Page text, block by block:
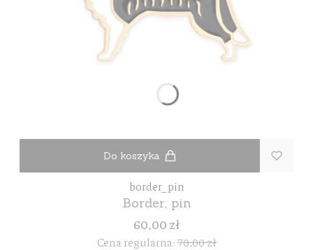
Do koszyka
border_pin
Border, pin
60,00 zł
Cena regularna:70,00 zł